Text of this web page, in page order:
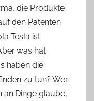
die Produkte
den Patenten
Tesla ist
was hat
haben die
zu tun? Wer
an Dinge glaube,